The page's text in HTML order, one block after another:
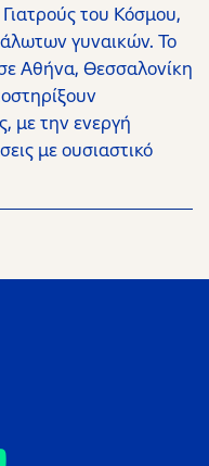
του Κόσμου,
γυναικών. Το
Αθήνα, Θεσσαλονίκη
με την ενεργή
με ουσιαστικό